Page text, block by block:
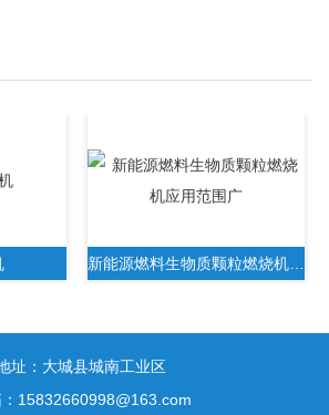
新能源燃料生物质颗粒燃烧机应用范围广
址：大城县城南工业区
：15832660998@163.com